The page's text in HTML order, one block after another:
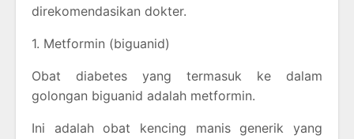
direkomendasikan dokter.
1. Metformin (biguanid)
Obat diabetes yang termasuk ke dalam
golongan biguanid adalah metformin.
Ini adalah obat kencing manis generik yang